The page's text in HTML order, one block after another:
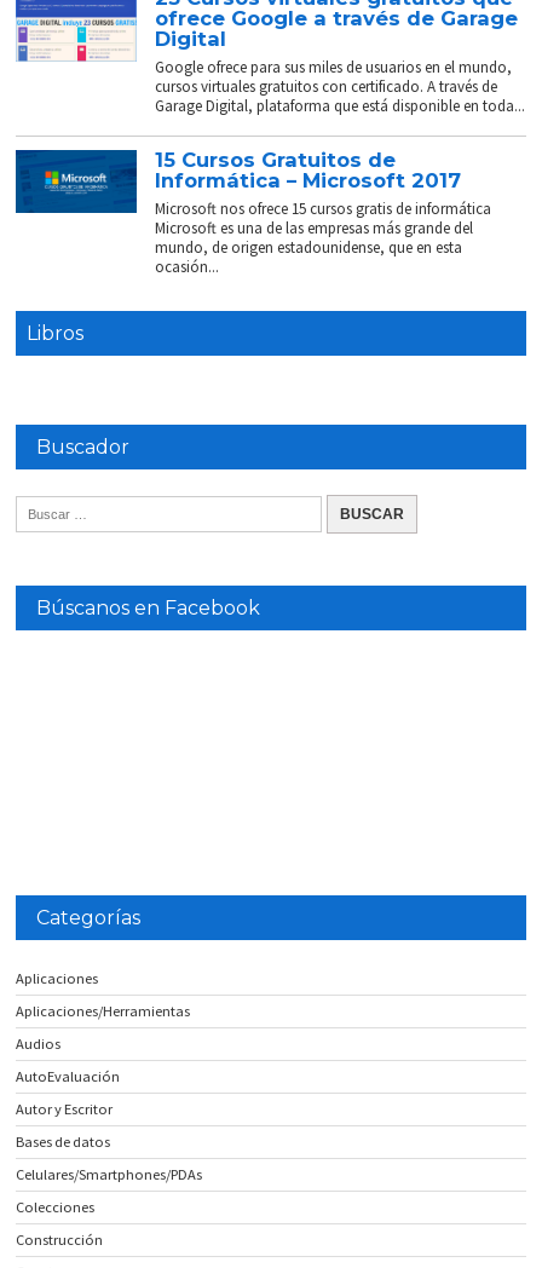
ofrece Google a través de Garage
Digital
Google ofrece para sus miles de usuarios en el mundo,
cursos virtuales gratuitos con certificado. A través de
Garage Digital, plataforma que está disponible en toda...
15 Cursos Gratuitos de
Informática – Microsoft 2017
Microsoft nos ofrece 15 cursos gratis de informática
Microsoft es una de las empresas más grande del
mundo, de origen estadounidense, que en esta
ocasión...
Libros
Buscador
Búscanos en Facebook
Categorías
Aplicaciones
Aplicaciones/Herramientas
Audios
AutoEvaluación
Autor y Escritor
Bases de datos
Celulares/Smartphones/PDAs
Colecciones
Construcción